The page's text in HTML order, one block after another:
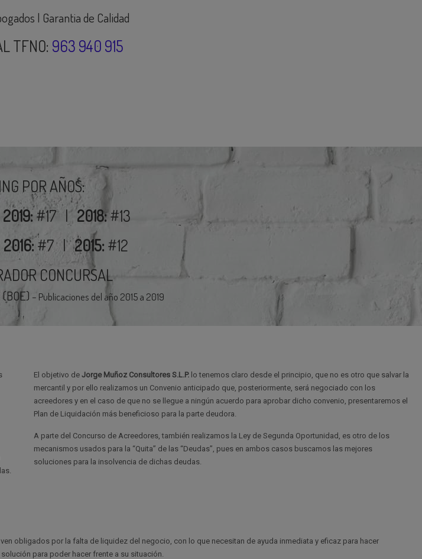
| Garantia de Calidad
TFNO: 963 940 915
POR AÑOS:
2019:#17|2018:#13
2016: #7|2015: #12
CONCURSAL
– Publicaciones del año 2015 a 2019
El objetivo de Jorge Muñoz Consultores S.L.P. lo tenemos claro desde el principio, que no es otro que salvar la
mercantil y por ello realizamos un Convenio anticipado que, posteriormente, será negociado con los
acreedores y en el caso de que no se llegue a ningún acuerdo para aprobar dicho convenio, presentaremos el
Plan de Liquidación más beneficioso para la parte deudora.
A parte del Concurso de Acreedores, también realizamos la Ley de Segunda Oportunidad, es otro de los
mecanismos usados para la “Quita” de las “Deudas”, pues en ambos casos buscamos las mejores
soluciones para la insolvencia de dichas deudas.
obligados por la falta de liquidez del negocio, con lo que necesitan de ayuda inmediata y eficaz para hacer
para poder hacer frente a su situación.